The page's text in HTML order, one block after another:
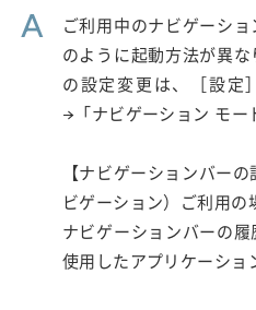
A
ご利用中のナビゲーシ
のように起動方法が異
の設定変更は、［設定
→「ナビゲーション モー
【ナビゲーションバー
ビゲーション）ご利用の
ナビゲーションバーの
使用したアプリケーショ